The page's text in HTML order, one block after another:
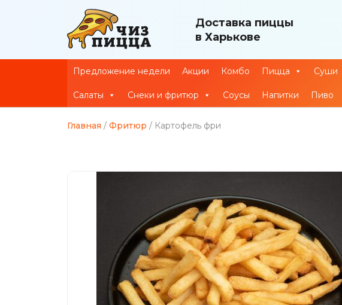
Доставка пиццы
в Харькове
Предложение недели Акции Комбо Пицца Суши
Салаты Снеки и фритюр Соусы Напитки Пиво
Главная / Фритюр / Картофель фри